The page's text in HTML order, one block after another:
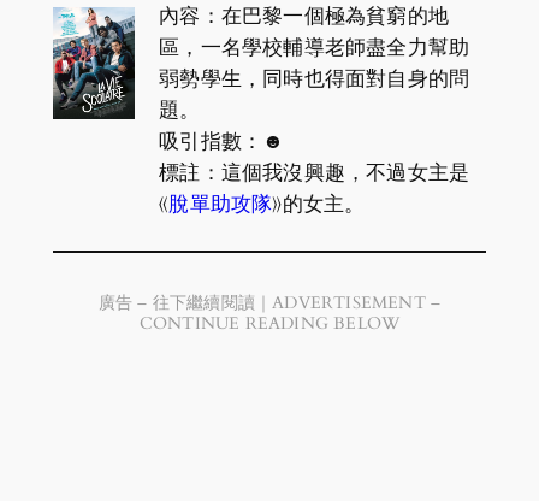
內容：在巴黎一個極為貧窮的地
區，一名學校輔導老師盡全力幫助
弱勢學生，同時也得面對自身的問
題。
吸引指數：☻
標註：這個我沒興趣，不過女主是
《脫單助攻隊》的女主。
廣告 – 往下繼續閱讀｜ADVERTISEMENT –
CONTINUE READING BELOW